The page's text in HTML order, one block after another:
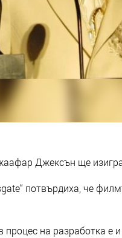
Джексън ще
потвърдиха, че
процес на разработка